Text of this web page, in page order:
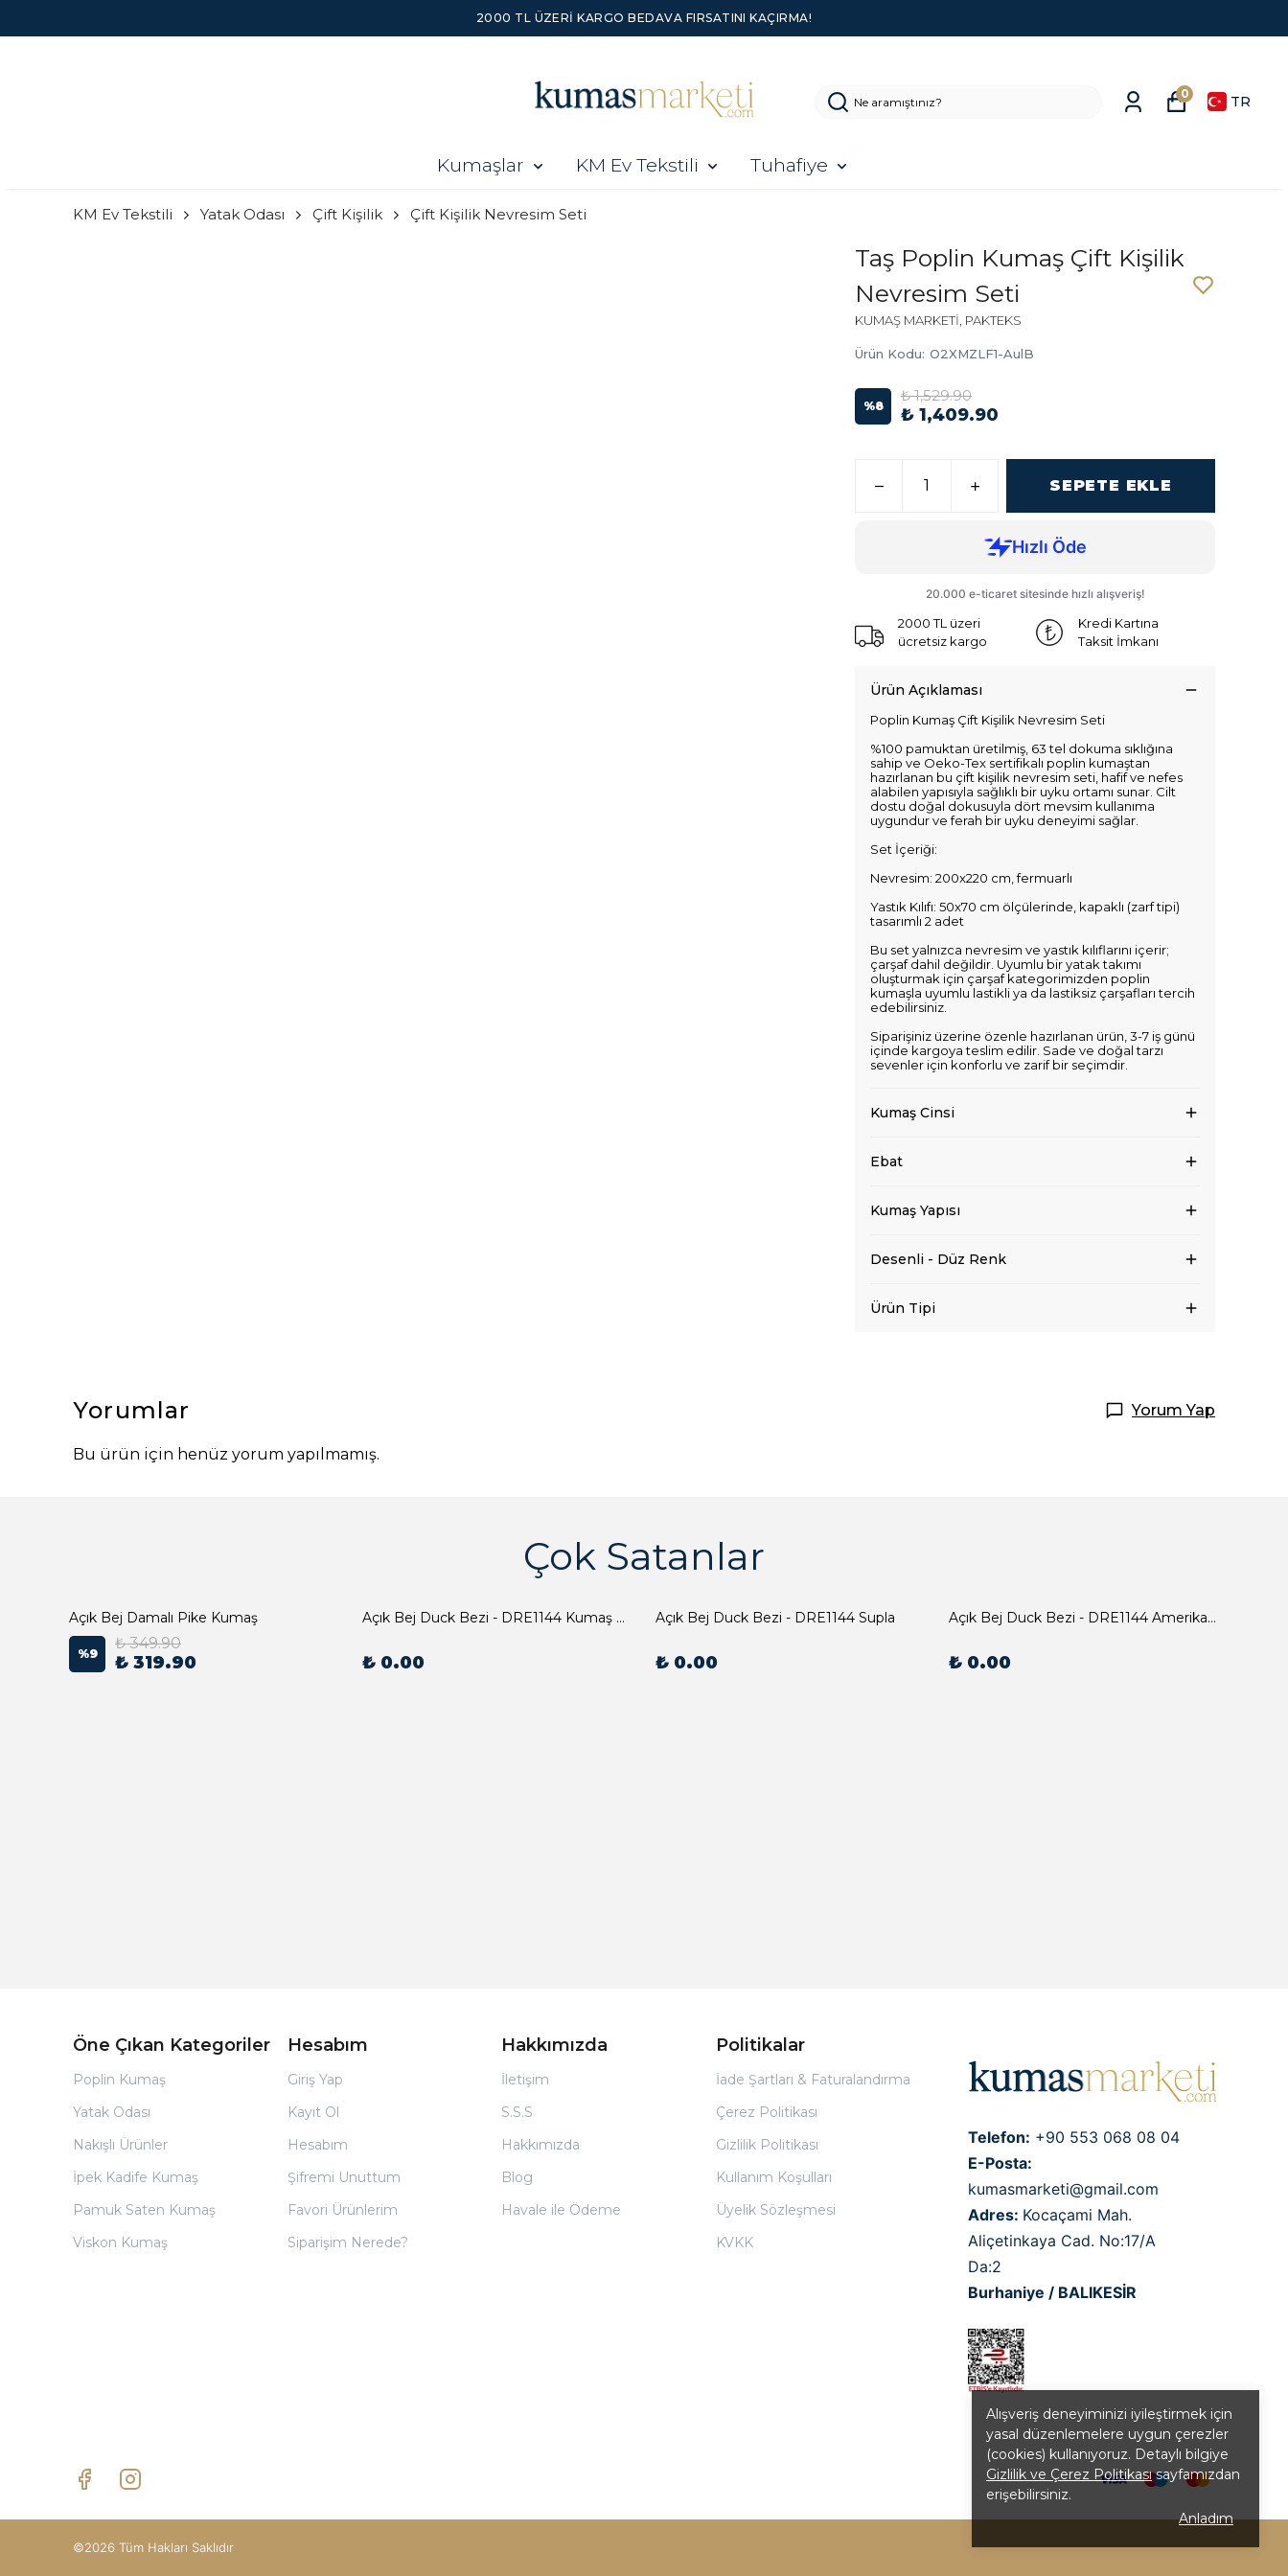
2000 TL ÜZERI KARGO BEDAVA FIRSATINI KAÇIRMA!
Kumaşlar KM Ev Tekstili Tuhafiye
0 TR
Alışveriş deneyiminizi iyileştirmek için
yasal düzenlemelere uygun çerezler
(cookies) kullanıyoruz. Detaylı bilgiye
Gizlilik ve Çerez Politikasısayfamızdan
erişebilirsiniz.
Anladım
KM Ev Tekstili Yatak Odası Çift Kişilik Çift Kişilik Nevresim Seti
Taş Poplin Kumaş Çift Kişilik
Nevresim Seti
KUMAŞ MARKETİ, PAKTEKS
Ürün Kodu: O2XMZLF1-AulB
%8
₺ 1,529.90
₺ 1,409.90
SEPETE EKLE
2000 TL üzeri
ücretsiz kargo
Kredi Kartına
Taksit İmkanı
Ürün Açıklaması
Poplin Kumaş Çift Kişilik Nevresim Seti
%100 pamuktan üretilmiş, 63 tel dokuma sıklığına
sahip ve Oeko-Tex sertifikalı poplin kumaştan
hazırlanan bu çift kişilik nevresim seti, hafif ve nefes
alabilen yapısıyla sağlıklı bir uyku ortamı sunar. Cilt
dostu doğal dokusuyla dört mevsim kullanıma
uygundur ve ferah bir uyku deneyimi sağlar.
Set İçeriği:
Nevresim: 200x220 cm, fermuarlı
Yastık Kılıfı: 50x70 cm ölçülerinde, kapaklı (zarf tipi)
tasarımlı 2 adet
Bu set yalnızca nevresim ve yastık kılıflarını içerir;
çarşaf dahil değildir. Uyumlu bir yatak takımı
oluşturmak için çarşaf kategorimizden poplin
kumaşla uyumlu lastikli ya da lastiksiz çarşafları tercih
edebilirsiniz.
Siparişiniz üzerine özenle hazırlanan ürün, 3-7 iş günü
içinde kargoya teslim edilir. Sade ve doğal tarzı
sevenler için konforlu ve zarif bir seçimdir.
Kumaş Cinsi
Ebat
Kumaş Yapısı
Desenli - Düz Renk
Ürün Tipi
Yorumlar Yorum Yap
Bu ürün için henüz yorum yapılmamış.
Çok Satanlar
Açık Bej Damalı Pike Kumaş
%9
₺ 349.90
₺ 319.90
Açık Bej Duck Bezi - DRE1144 Kumaş Peçete
₺ 0.00
Açık Bej Duck Bezi - DRE1144 Supla
₺ 0.00
Açık Bej Duck Bezi - DRE1144 Amerikan Servis
₺ 0.00
Öne Çıkan Kategoriler
Poplin Kumaş
Yatak Odası
Nakışlı Ürünler
İpek Kadife Kumaş
Pamuk Saten Kumaş
Viskon Kumaş
Hesabım
Giriş Yap
Kayıt Ol
Hesabım
Şifremi Unuttum
Favori Ürünlerim
Siparişim Nerede?
Hakkımızda
İletişim
S.S.S
Hakkımızda
Blog
Havale ile Ödeme
Politikalar
İade Şartları & Faturalandırma
Çerez Politikası
Gizlilik Politikası
Kullanım Koşulları
Üyelik Sözleşmesi
KVKK
Telefon: +90 553 068 08 04
E-Posta:
kumasmarketi@gmail.com
Adres: Kocaçami Mah.
Aliçetinkaya Cad. No:17/A
Da:2
Burhaniye / BALIKESİR
©2026 Tüm Hakları Saklıdır